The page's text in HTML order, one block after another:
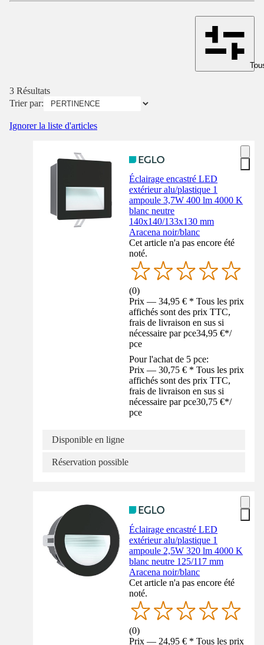
3 Résultats
Trier par:
Ignorer la liste d'articles
Éclairage encastré LED
extérieur alu/plastique 1
ampoule 3,7W 400 lm 4000 K
blanc neutre
140x140/133x130 mm
Aracena noir/blanc
Cet article n'a pas encore été
noté.
(0)
Prix — 34,95 € * Tous les prix
affichés sont des prix TTC,
frais de livraison en sus si
nécessaire par pce34,95 €*/
pce
Pour l'achat de 5 pce:
Prix — 30,75 € * Tous les prix
affichés sont des prix TTC,
frais de livraison en sus si
nécessaire par pce30,75 €*/
pce
Disponible en ligne
Réservation possible
Éclairage encastré LED
extérieur alu/plastique 1
ampoule 2,5W 320 lm 4000 K
blanc neutre 125/117 mm
Aracena noir/blanc
Cet article n'a pas encore été
noté.
(0)
Prix — 24,95 € * Tous les prix